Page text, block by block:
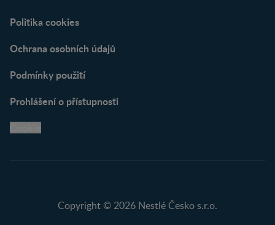
Politika cookies
Ochrana osobních údajů
Podmínky použití
Prohlášení o přístupnosti
Copyright © 2026 Nestlé Česko s.r.o.